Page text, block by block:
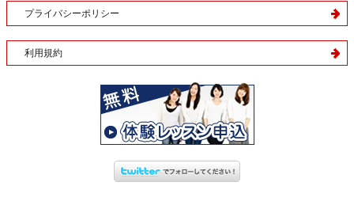
プライバシーポリシー
利用規約